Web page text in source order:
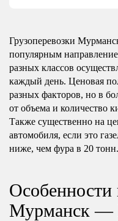
Грузоперевозки
популярным
разных классов
каждый день. Ценовая
разных факторов, но в
от объема и количество
Также существенно на
автомобиля, если это
ниже, чем фура в 20 тонн.
Особенности
Мурманск —